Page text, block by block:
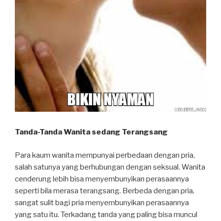
Tanda-Tanda Wanita sedang Terangsang
Para kaum wanita mempunyai perbedaan dengan pria,
salah satunya yang berhubungan dengan seksual. Wanita
cenderung lebih bisa menyembunyikan perasaannya
seperti bila merasa terangsang. Berbeda dengan pria,
sangat sulit bagi pria menyembunyikan perasaannya
yang satu itu. Terkadang tanda yang paling bisa muncul